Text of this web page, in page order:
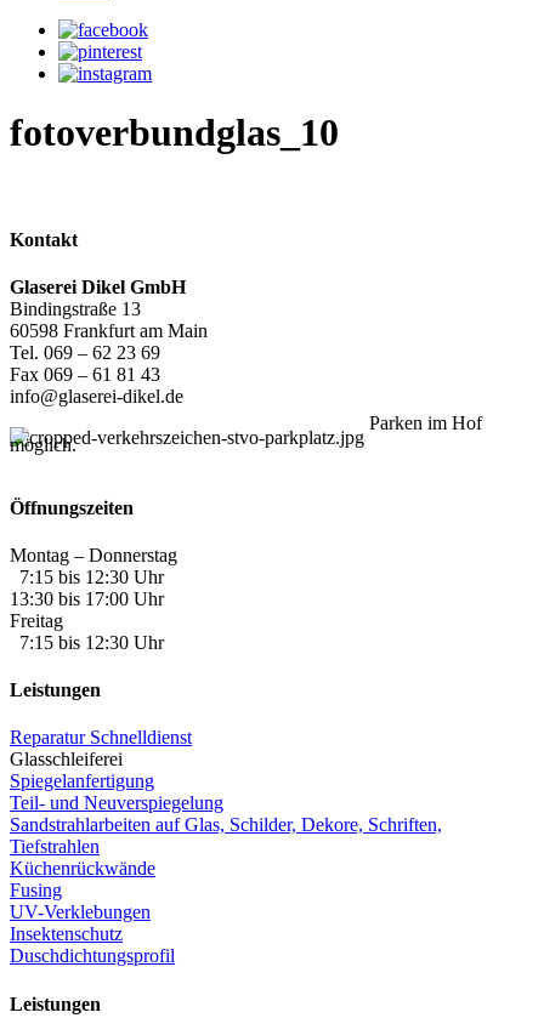
fotoverbundglas_10
Kontakt
Glaserei Dikel GmbH
Bindingstraße 13
60598 Frankfurt am Main
Tel. 069 – 62 23 69
Fax 069 – 61 81 43
info@glaserei-dikel.de
Parken im Hof
möglich.
Öffnungszeiten
Montag – Donnerstag
7:15 bis 12:30 Uhr
13:30 bis 17:00 Uhr
Freitag
7:15 bis 12:30 Uhr
Leistungen
Reparatur Schnelldienst
Glasschleiferei
Spiegelanfertigung
Teil- und Neuverspiegelung
Sandstrahlarbeiten auf Glas, Schilder, Dekore, Schriften,
Tiefstrahlen
Küchenrückwände
Fusing
UV-Verklebungen
Insektenschutz
Duschdichtungsprofil
Leistungen